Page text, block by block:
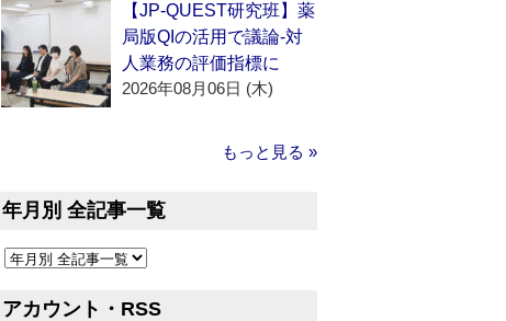
【JP-QUEST研究班】薬
局版QIの活用で議論‐対
人業務の評価指標に
2026年08月06日 (木)
もっと見る »
年月別 全記事一覧
アカウント・RSS